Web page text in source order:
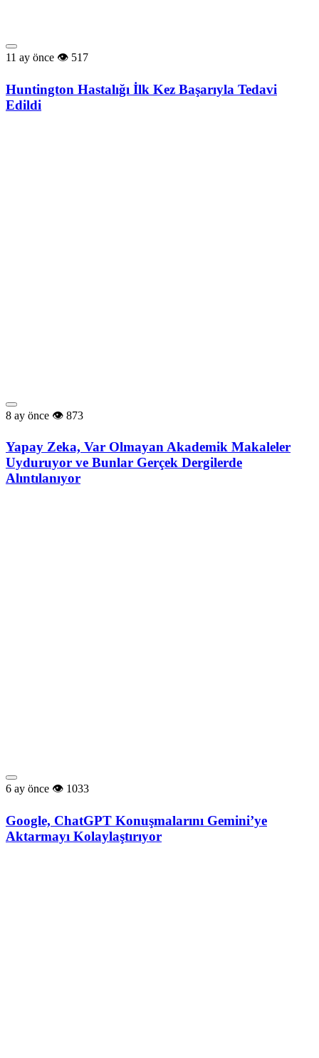
11 ay önce 517
Huntington Hastalığı İlk Kez Başarıyla Tedavi
Edildi
8 ay önce 873
Yapay Zeka, Var Olmayan Akademik Makaleler
Uyduruyor ve Bunlar Gerçek Dergilerde
Alıntılanıyor
6 ay önce 1033
Google, ChatGPT Konuşmalarını Gemini’ye
Aktarmayı Kolaylaştırıyor